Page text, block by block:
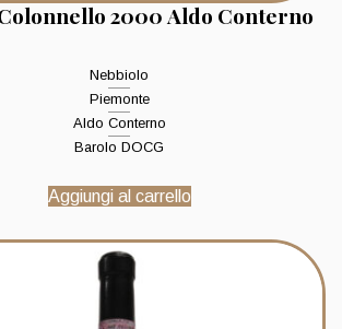
2000 Aldo Conterno
Nebbiolo
Piemonte
Aldo Conterno
Barolo DOCG
Aggiungi al carrello